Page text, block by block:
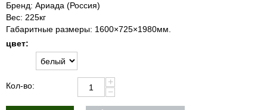
Бренд: Ариада (Россия)
Вес: 225кг
Габаритные размеры: 1600×725×1980мм.
цвет:
Кол-во:
+
−